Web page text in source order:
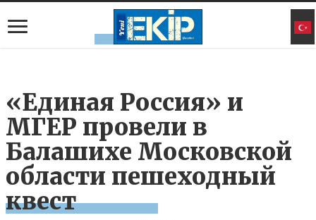
«Единая Россия» и
МГЕР провели в
Балашихе Московской
области пешеходный
квест